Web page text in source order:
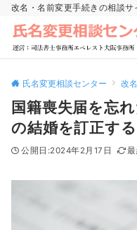
改名・名前変更手続きの相談サ
氏名変更相談センター 改
国籍喪失届を忘
の結婚を訂正す
2024年2月17日